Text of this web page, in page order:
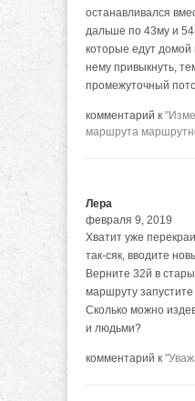
останавливался
дальше по 43му и
которые едут
нему привыкнуть,
промежуточный
комментарий к
маршрута
Лера
февраля 9, 2019
Хватит уже
так-сяк, вводите
Верните 32й в
маршруту
Сколько можно
и людьми?
комментарий к